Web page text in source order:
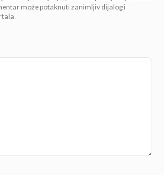
može potaknuti zanimljiv dijalog i